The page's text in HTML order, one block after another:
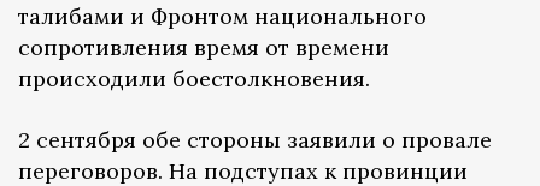
талибами и Фронтом национального
сопротивления время от времени
происходили боестолкновения.
2 сентября обе стороны заявили о провале
переговоров. На подступах к провинции